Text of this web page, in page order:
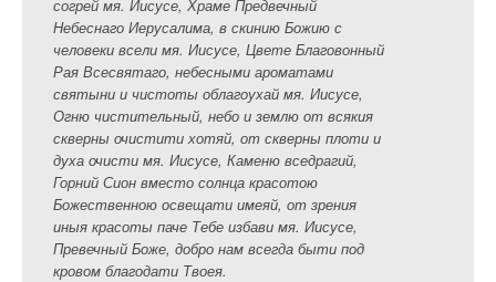
согрей мя. Иисусе, Храме Предвечный
Небеснаго Иерусалима, в скинию Божию с
человеки всели мя. Иисусе, Цвете Благовонный
Рая Всесвятаго, небесными ароматами
святыни и чистоты облагоухай мя. Иисусе,
Огню чистительный, небо и землю от всякия
скверны очистити хотяй, от скверны плоти и
духа очисти мя. Иисусе, Каменю вседрагий,
Горний Сион вместо солнца красотою
Божественною освещати имеяй, от зрения
иныя красоты паче Тебе избави мя. Иисусе,
Превечный Боже, добро нам всегда быти под
кровом благодати Твоея.